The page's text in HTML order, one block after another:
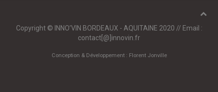
Copyright © INNO’VIN BORDEAUX - AQUITAINE 2020 // Email :
contact[@]innovin.fr
Conception & Développement : Florent Jonville